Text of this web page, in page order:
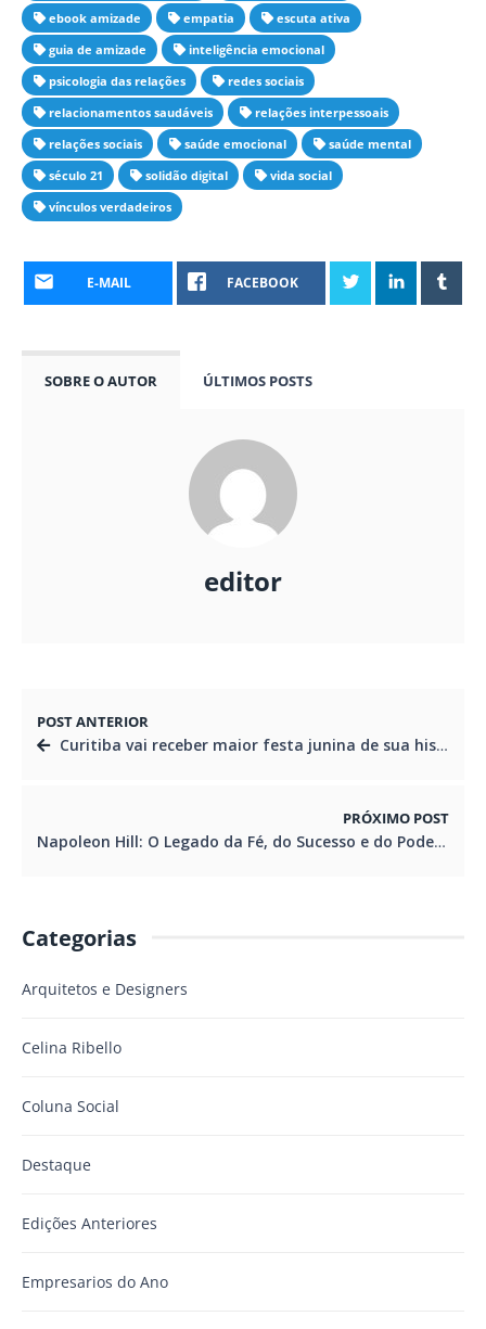
ebook amizade empatia
escuta ativa
guia de amizade
inteligência emocional
psicologia das relações
redes sociais
relacionamentos saudáveis
relações interpessoais
relações sociais
saúde emocional
saúde mental
século 21
solidão digital
vida social
vínculos verdadeiros
E-MAIL FACEBOOK
SOBRE O AUTOR ÚLTIMOS POSTS
editor
POST ANTERIOR
Curitiba vai receber maior festa junina de sua história no feriadão de Corpus Christi
PRÓXIMO POST
Napoleon Hill: O Legado da Fé, do Sucesso e do Poder da Mente
Categorias
Arquitetos e Designers
Celina Ribello
Coluna Social
Destaque
Edições Anteriores
Empresarios do Ano